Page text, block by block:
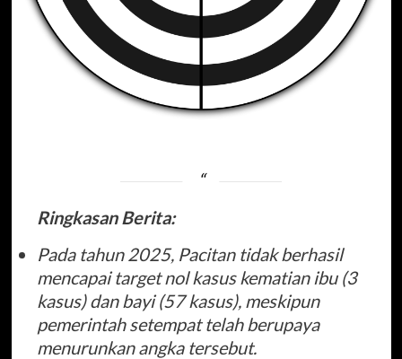
Ringkasan Berita:
Pada tahun 2025, Pacitan tidak berhasil
mencapai target nol kasus kematian ibu (3
kasus) dan bayi (57 kasus), meskipun
pemerintah setempat telah berupaya
menurunkan angka tersebut.